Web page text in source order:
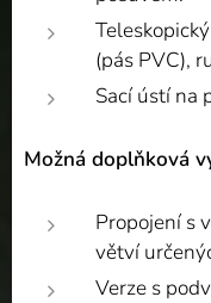
(pás PVC),
Sací ústí na
Možná doplňková
Propojenís
větví
Verze s